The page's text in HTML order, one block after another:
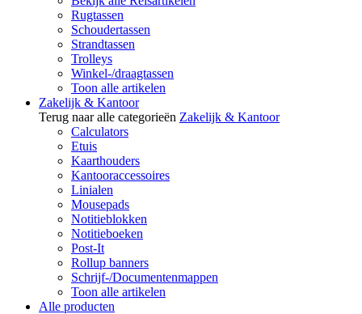
Rugtassen
Schoudertassen
Strandtassen
Trolleys
Winkel-/draagtassen
Toon alle artikelen
Zakelijk & Kantoor
Terug naar alle categorieën Zakelijk & Kantoor
Calculators
Etuis
Kaarthouders
Kantooraccessoires
Linialen
Mousepads
Notitieblokken
Notitieboeken
Post-It
Rollup banners
Schrijf-/Documentenmappen
Toon alle artikelen
Alle producten